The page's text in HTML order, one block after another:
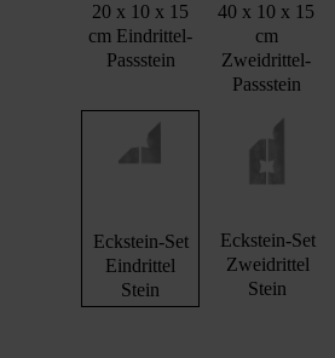
20 x 10 x 15
cm Eindrittel-
Passstein
40 x 10 x 15
cm
Zweidrittel-
Passstein
Eckstein-Set
Eindrittel
Stein
Eckstein-Set
Zweidrittel
Stein